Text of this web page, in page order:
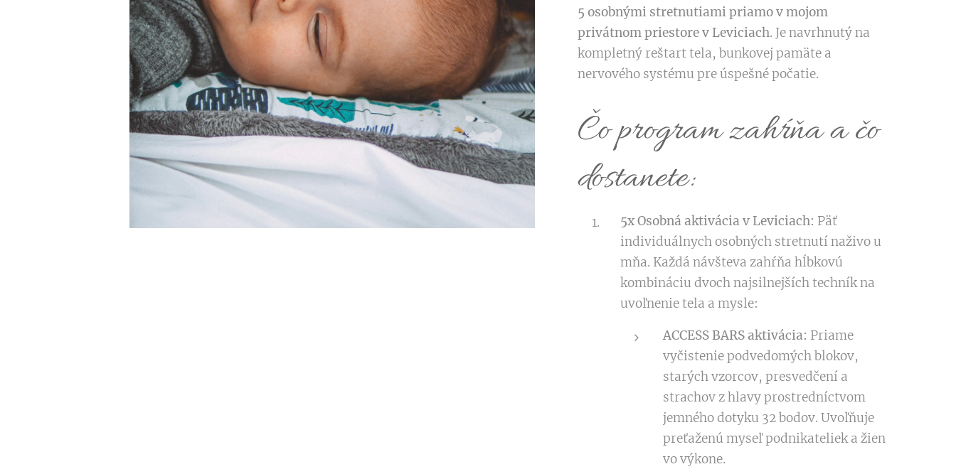
5 osobnými stretnutiami priamo v mojom
privátnom priestore v Leviciach. Je navrhnutý na
kompletný reštart tela, bunkovej pamäte a
nervového systému pre úspešné počatie.
Čo program zahŕňa a čo
dostanete:
5x Osobná aktivácia v Leviciach: Päť
individuálnych osobných stretnutí naživo u
mňa. Každá návšteva zahŕňa hĺbkovú
kombináciu dvoch najsilnejších techník na
uvoľnenie tela a mysle:
ACCESS BARS aktivácia: Priame
vyčistenie podvedomých blokov,
starých vzorcov, presvedčení a
strachov z hlavy prostredníctvom
jemného dotyku 32 bodov. Uvoľňuje
preťaženú myseľ podnikateliek a žien
vo výkone.